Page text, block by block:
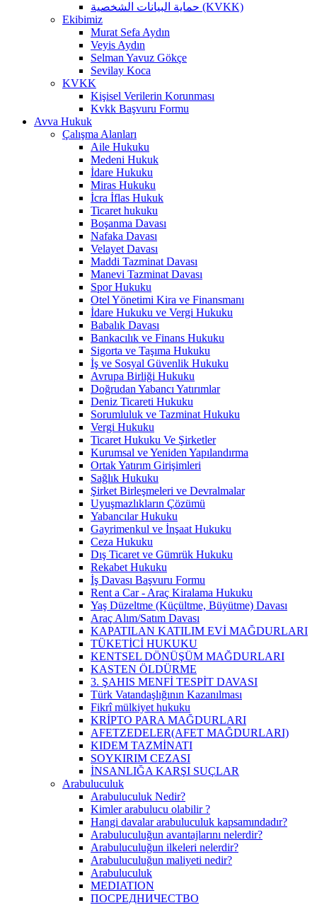
حماية البيانات الشخصية (KVKK)
Ekibimiz
Murat Sefa Aydın
Veyis Aydın
Selman Yavuz Gökçe
Sevilay Koca
KVKK
Kişisel Verilerin Korunması
Kvkk Başvuru Formu
Avva Hukuk
Çalışma Alanları
Aile Hukuku
Medeni Hukuk
İdare Hukuku
Miras Hukuku
İcra İflas Hukuk
Ticaret hukuku
Boşanma Davası
Nafaka Davası
Velayet Davası
Maddi Tazminat Davası
Manevi Tazminat Davası
Spor Hukuku
Otel Yönetimi Kira ve Finansmanı
İdare Hukuku ve Vergi Hukuku
Babalık Davası
Bankacılık ve Finans Hukuku
Sigorta ve Taşıma Hukuku
İş ve Sosyal Güvenlik Hukuku
Avrupa Birliği Hukuku
Doğrudan Yabancı Yatırımlar
Deniz Ticareti Hukuku
Sorumluluk ve Tazminat Hukuku
Vergi Hukuku
Ticaret Hukuku Ve Şirketler
Kurumsal ve Yeniden Yapılandırma
Ortak Yatırım Girişimleri
Sağlık Hukuku
Şirket Birleşmeleri ve Devralmalar
Uyuşmazlıkların Çözümü
Yabancılar Hukuku
Gayrimenkul ve İnşaat Hukuku
Ceza Hukuku
Dış Ticaret ve Gümrük Hukuku
Rekabet Hukuku
İş Davası Başvuru Formu
Rent a Car - Araç Kiralama Hukuku
Yaş Düzeltme (Küçültme, Büyütme) Davası
Araç Alım/Satım Davası
KAPATILAN KATILIM EVİ MAĞDURLARI
TÜKETİCİ HUKUKU
KENTSEL DÖNÜŞÜM MAĞDURLARI
KASTEN ÖLDÜRME
3. ŞAHIS MENFİ TESPİT DAVASI
Türk Vatandaşlığının Kazanılması
Fikrî mülkiyet hukuku
KRİPTO PARA MAĞDURLARI
AFETZEDELER(AFET MAĞDURLARI)
KIDEM TAZMİNATI
SOYKIRIM CEZASI
İNSANLIĞA KARŞI SUÇLAR
Arabuluculuk
Arabuluculuk Nedir?
Kimler arabulucu olabilir ?
Hangi davalar arabuluculuk kapsamındadır?
Arabuluculuğun avantajlarını nelerdir?
Arabuluculuğun ilkeleri nelerdir?
Arabuluculuğun maliyeti nedir?
Arabuluculuk
MEDIATION
ПОСРЕДНИЧЕСТВО